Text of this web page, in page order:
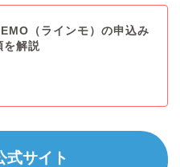
（ラインモ）の申込み
を解説
式サイト